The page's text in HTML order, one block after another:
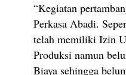
“Kegiatan
Perkasa Abadi.
telah memiliki Izin
Produksi namun
Biaya sehingga